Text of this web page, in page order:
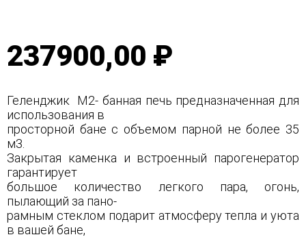
237900,00 ₽
Геленджик М2- банная печь предназначенная для
использования в
просторной бане с объемом парной не более 35
м3.
Закрытая каменка и встроенный парогенератор
гарантирует
большое количество легкого пара, огонь,
пылающий за пано-
рамным стеклом подарит атмосферу тепла и уюта
в вашей бане,